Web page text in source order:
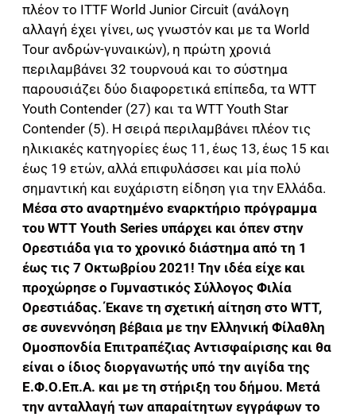
πλέον το ITTF World Junior Circuit (ανάλογη
αλλαγή έχει γίνει, ως γνωστόν και με τα World
Tour ανδρών-γυναικών), η πρώτη χρονιά
περιλαμβάνει 32 τουρνουά και το σύστημα
παρουσιάζει δύο διαφορετικά επίπεδα, τα WTT
Youth Contender (27) και τα WTT Youth Star
Contender (5). Η σειρά περιλαμβάνει πλέον τις
ηλικιακές κατηγορίες έως 11, έως 13, έως 15 και
έως 19 ετών, αλλά επιφυλάσσει και μία πολύ
σημαντική και ευχάριστη είδηση για την Ελλάδα.
Μέσα στο αναρτημένο εναρκτήριο πρόγραμμα
του WTT Youth Series υπάρχει και όπεν στην
Ορεστιάδα για το χρονικό διάστημα από τη 1
έως τις 7 Οκτωβρίου 2021! Την ιδέα είχε και
προχώρησε ο Γυμναστικός Σύλλογος Φιλία
Ορεστιάδας. Έκανε τη σχετική αίτηση στο WTT,
σε συνεννόηση βέβαια με την Ελληνική Φίλαθλη
Ομοσπονδία Επιτραπέζιας Αντισφαίρισης και θα
είναι ο ίδιος διοργανωτής υπό την αιγίδα της
Ε.Φ.Ο.Επ.Α. και με τη στήριξη του δήμου. Μετά
την ανταλλαγή των απαραίτητων εγγράφων το